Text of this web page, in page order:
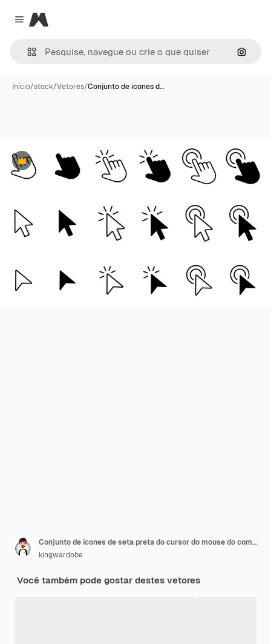
Close menu
Magnific
Início/stock/Vetores/Conjunto de ícones d…
Premium
Conjunto de ícones de seta preta do cursor do mouse do computador e ícones de carregamento Ilustração vetorial do ícone do cursor
kingwardobe
Você também pode gostar destes vetores